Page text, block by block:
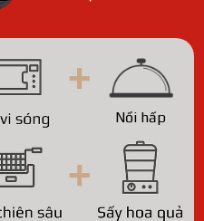
Nồi hấp